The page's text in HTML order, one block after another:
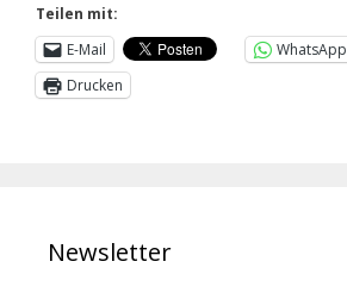
Teilen mit:
E-Mail
WhatsApp
Drucken
Newsletter